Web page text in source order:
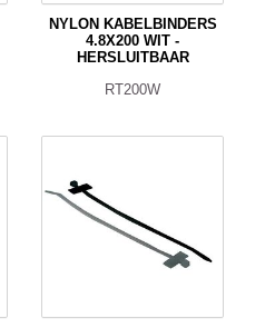
NYLON KABELBINDERS
4.8X200 WIT -
HERSLUITBAAR
RT200W